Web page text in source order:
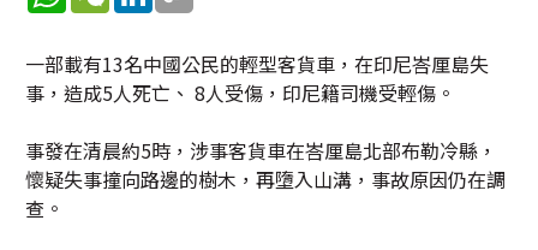
一部載有13名中國公民的輕型客貨車，在印尼峇厘島失
事，造成5人死亡、 8人受傷，印尼籍司機受輕傷。
事發在清晨約5時，涉事客貨車在峇厘島北部布勒冷縣，
懷疑失事撞向路邊的樹木，再墮入山溝，事故原因仍在調
查。